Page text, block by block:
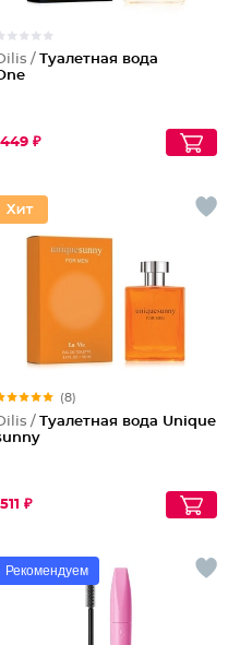
/ Туалетная вода
₽
(8)
/ Туалетная вода Unique
₽
Рекомендуем